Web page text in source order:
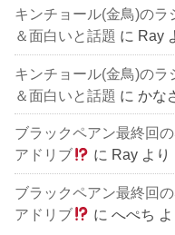
キンチョール(金鳥)の
＆面白いと話題 に Ray
キンチョール(金鳥)の
＆面白いと話題 にかな
ブラックペアン最終回
アドリブ
に Ray より
ブラックペアン最終回
アドリブ
にへぺち よ